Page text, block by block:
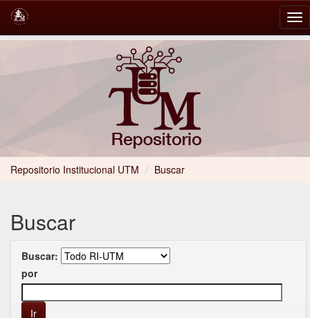
Repositorio Institucional UTM / Buscar
Buscar
Buscar:
por